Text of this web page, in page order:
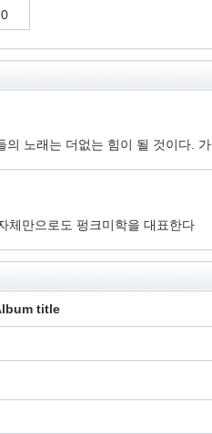
0
노래는 더없는 힘이 될 것이다.
체만으로도 펑크미학을 대표한다
title